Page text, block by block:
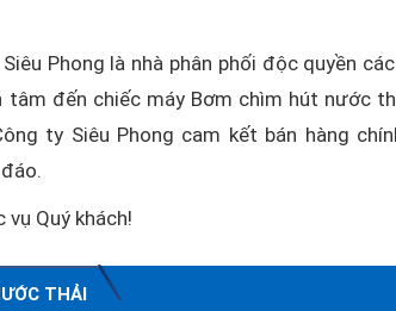
Siêu Phong là nhà phân phối độc quyền
tâm đến chiếc máy Bơm chìm hút nước
ty Siêu Phong cam kết bán hàng
đáo.
vụ Quý khách!
THẢI